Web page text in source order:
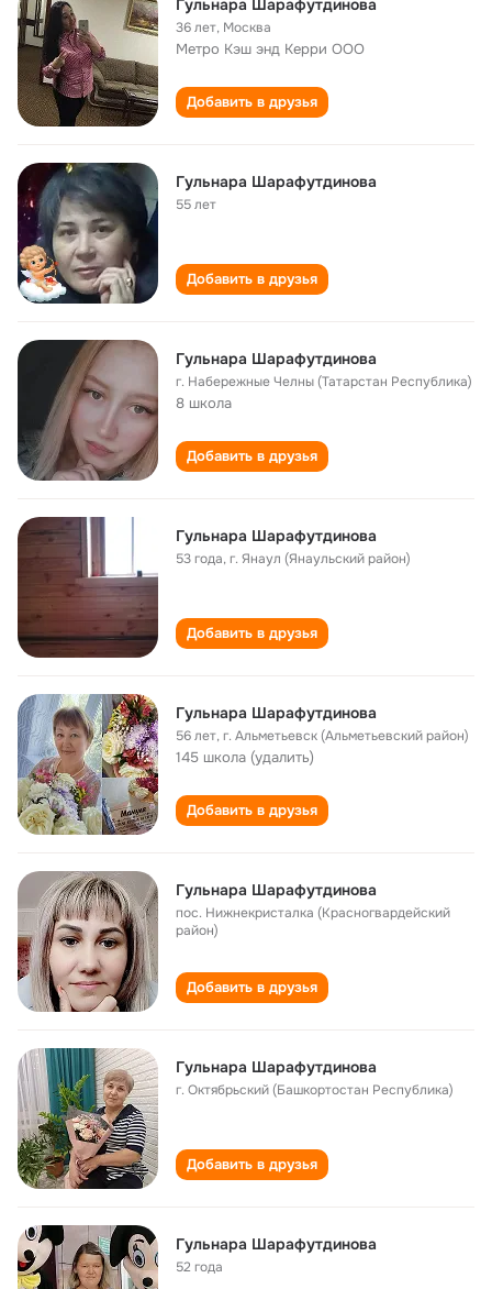
Гульнара Шарафутдинова
36 лет, Москва
Метро Кэш энд Керри ООО
Добавить в друзья
Гульнара Шарафутдинова
55 лет
Добавить в друзья
Гульнара Шарафутдинова
г. Набережные Челны (Татарстан Республика)
8 школа
Добавить в друзья
Гульнара Шарафутдинова
53 года,г. Янаул (Янаульский район)
Добавить в друзья
Гульнара Шарафутдинова
56 лет,г. Альметьевск (Альметьевский район)
145 школа (удалить)
Добавить в друзья
Гульнара Шарафутдинова
пос. Нижнекристалка (Красногвардейский
район)
Добавить в друзья
Гульнара Шарафутдинова
г. Октябрьский (Башкортостан Республика)
Добавить в друзья
Гульнара Шарафутдинова
52 года